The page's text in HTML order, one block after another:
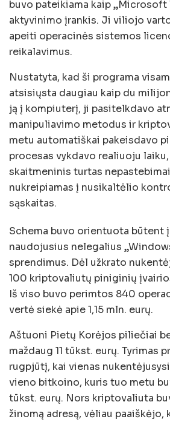
buvo pateikiama kaip „Microsoft
aktyvinimo įrankis. Ji viliojo
apeiti operacinės sistemos
reikalavimus.
Nustatyta, kad ši programa
atsisiųsta daugiau kaip du
ją į kompiuterį, ji pasitelkdavo
manipuliavimo metodus ir
metu automatiškai pakeisdavo
procesas vykdavo realiuoju
skaitmeninis turtas
nukreipiamas į nusikaltėlio
sąskaitas.
Schema buvo orientuota būtent
naudojusius nelegalius
sprendimus. Dėl užkrato
100 kriptovaliutų piniginių
Iš viso buvo perimtos 840
vertė siekė apie 1,15 mln. eurų.
Aštuoni Pietų Korėjos piliečiai
maždaug 11 tūkst. eurų. Tyrimas
rugpjūtį, kai vienas
vieno bitkoino, kuris tuo metu
tūkst. eurų. Nors kriptovaliuta
žinomą adresą, vėliau paaiškėjo,